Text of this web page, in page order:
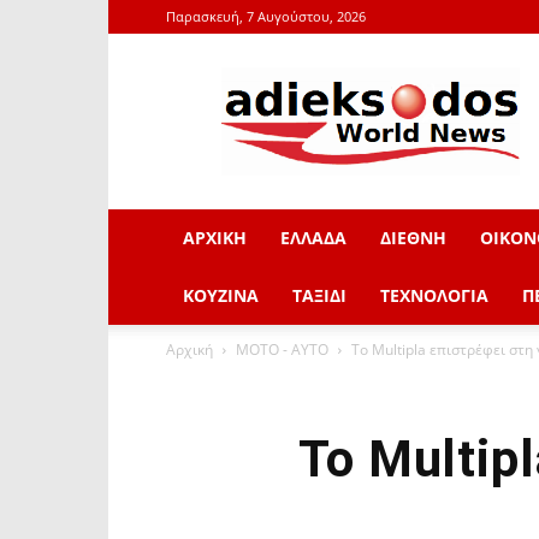
Παρασκευή, 7 Αυγούστου, 2026
adieksodos.gr
ΑΡΧΙΚΗ ΕΛΛΑΔΑ ΔΙΕΘΝΗ
ΚΟΥΖΙΝΑ ΤΑΞΙΔΙ ΤΕΧΝΟΛΟΓΙΑ
Αρχική ΜOTO - AYTO Το Multipla επιστρέφει στη
Το